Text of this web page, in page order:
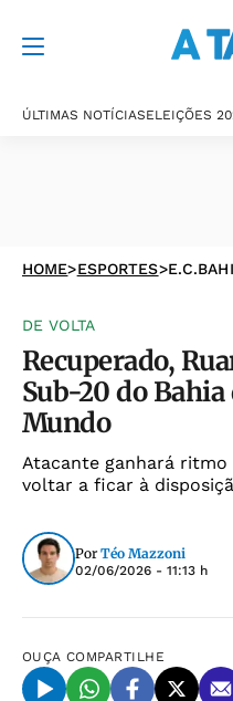
ÚLTIMAS NOTÍCIASELEIÇÕES
HOME>ESPORTES>
DE VOLTA
Recuperado,
Sub-20 do
Mundo
Atacante ganhará
voltar a ficar à
Por Téo Mazzoni
02/06/2026 - 11:13 h
OUÇA COMPARTILHE